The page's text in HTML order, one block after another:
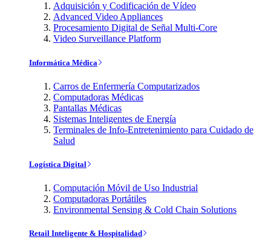
Adquisición y Codificación de Vídeo
Advanced Video Appliances
Procesamiento Digital de Señal Multi-Core
Video Surveillance Platform
Informática Médica
Carros de Enfermería Computarizados
Computadoras Médicas
Pantallas Médicas
Sistemas Inteligentes de Energía
Terminales de Info-Entretenimiento para Cuidado de
Salud
Logística Digital
Computación Móvil de Uso Industrial
Computadoras Portátiles
Environmental Sensing & Cold Chain Solutions
Retail Inteligente & Hospitalidad